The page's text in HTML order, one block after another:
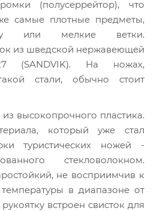
(полусеррейтор), что
самые плотные предметы,
или мелкие ветки.
из шведской нержавеющей
(SANDVIK). На ножах,
стали, обычно стоит
из высокопрочного пластика.
который уже стал
туристических ножей -
стекловолокном.
не восприимчив к
в диапазоне от
встроен свисток для